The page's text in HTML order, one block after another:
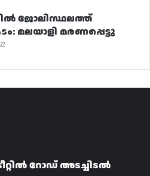
ജോലിസ്ഥലത്ത്
മലയാളി മരണപ്പെട്ടു
റോഡ് അടച്ചിടൽ